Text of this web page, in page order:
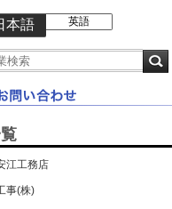
本語 英語
江工務店
事(株)